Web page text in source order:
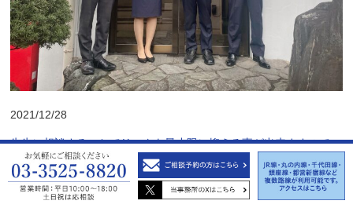
2021/12/28
先生に相談することでリスクを最小限に抑える事が出来ますので、
顧問弁護士の存在は会社経営にとって必要不可欠であると感じてお
ります。